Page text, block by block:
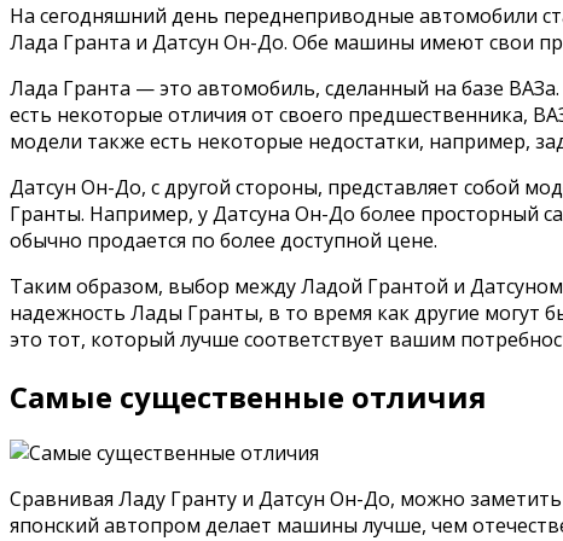
На сегодняшний день переднеприводные автомобили
Лада Гранта и Датсун Он-До. Обе машины имеют свои
Лада Гранта — это автомобиль, сделанный на базе
есть некоторые отличия от своего предшественника,
модели также есть некоторые недостатки, например,
Датсун Он-До, с другой стороны, представляет собой
Гранты. Например, у Датсуна Он-До более просторный
обычно продается по более доступной цене.
Таким образом, выбор между Ладой Грантой и
надежность Лады Гранты, в то время как другие
это тот, который лучше соответствует вашим
Самые существенные отличия
Сравнивая Ладу Гранту и Датсун Он-До, можно
японский автопром делает машины лучше, чем